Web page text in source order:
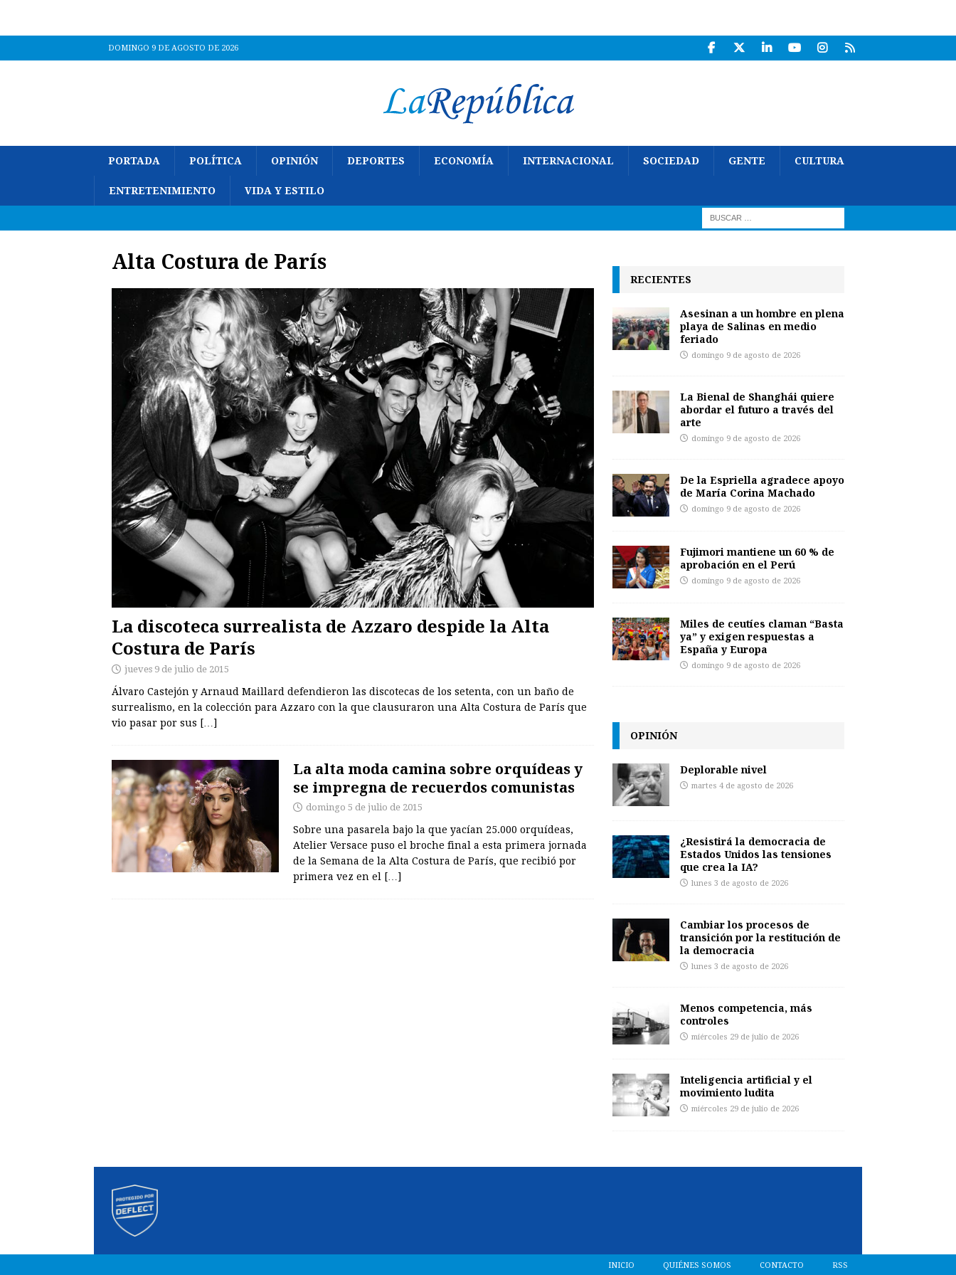
DOMINGO 9 DE AGOSTO DE 2026
PORTADA POLÍTICA OPINIÓN DEPORTES ECONOMÍA INTERNACIONAL SOCIEDAD GENTE CULTURA
ENTRETENIMIENTO VIDA Y ESTILO
Alta Costura de París
La discoteca surrealista de Azzaro despide la Alta
Costura de París
jueves 9 de julio de 2015
Álvaro Castejón y Arnaud Maillard defendieron las discotecas de los setenta, con un baño de
surrealismo, en la colección para Azzaro con la que clausuraron una Alta Costura de París que
vio pasar por sus […]
La alta moda camina sobre orquídeas y
se impregna de recuerdos comunistas
domingo 5 de julio de 2015
Sobre una pasarela bajo la que yacían 25.000 orquídeas,
Atelier Versace puso el broche final a esta primera jornada
de la Semana de la Alta Costura de París, que recibió por
primera vez en el
[…]
RECIENTES
Asesinan a un hombre en plena
playa de Salinas en medio
feriado
domingo 9 de agosto de 2026
La Bienal de Shanghái quiere
abordar el futuro a través del
arte
domingo 9 de agosto de 2026
De la Espriella agradece apoyo
de María Corina Machado
domingo 9 de agosto de 2026
Fujimori mantiene un 60 % de
aprobación en el Perú
domingo 9 de agosto de 2026
Miles de ceutíes claman “Basta
ya” y exigen respuestas a
España y Europa
domingo 9 de agosto de 2026
OPINIÓN
Deplorable nivel
martes 4 de agosto de 2026
¿Resistirá la democracia de
Estados Unidos las tensiones
que crea la IA?
lunes 3 de agosto de 2026
Cambiar los procesos de
transición por la restitución de
la democracia
lunes 3 de agosto de 2026
Menos competencia, más
controles
miércoles 29 de julio de 2026
Inteligencia artificial y el
movimiento ludita
miércoles 29 de julio de 2026
INICIO QUIÉNES SOMOS CONTACTO RSS